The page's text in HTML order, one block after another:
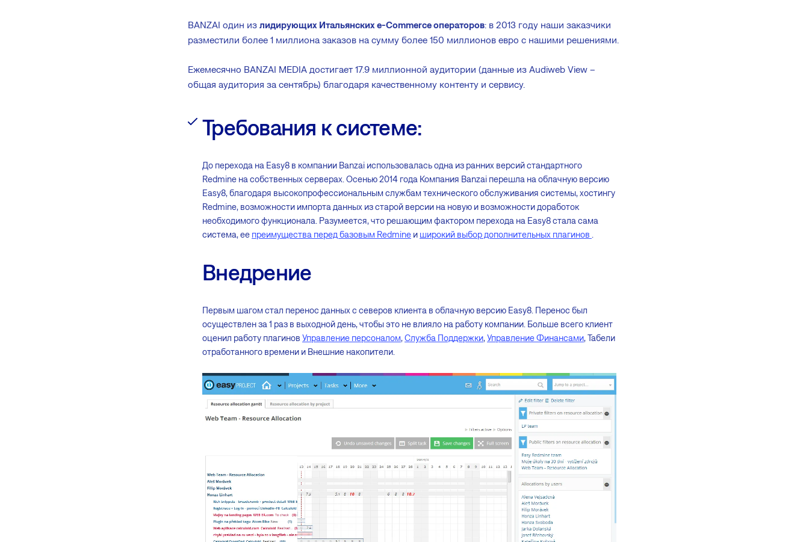
BANZAI один из лидирующих Итальянских e-Commerce операторов: в 2013 году наши заказчики
разместили более 1 миллиона заказов на сумму более 150 миллионов евро с нашими решениями.
Ежемесячно BANZAI MEDIA достигает 17.9 миллионной аудитории (данные из Audiweb View –
общая аудитория за сентябрь) благодаря качественному контенту и сервису.
Требования к системе:
До перехода на Easy8 в компании Banzai использовалась одна из ранних версий стандартного
Redmine на собственных серверах. Осенью 2014 года Компания Banzai перешла на облачную версию
Easy8, благодаря высокопрофессиональным службам технического обслуживания системы, хостингу
Redmine, возможности импорта данных из старой версии на новую и возможности доработок
необходимого функционала. Разумеется, что решающим фактором перехода на Easy8 стала сама
система, ее преимущества перед базовым Redmine и широкий выбор дополнительных плагинов .
Внедрение
Первым шагом стал перенос данных с северов клиента в облачную версию Easy8. Перенос был
осуществлен за 1 раз в выходной день, чтобы это не влияло на работу компании. Больше всего клиент
оценил работу плагинов Управление персоналом,Служба Поддержки,Управление Финансами, Табели
отработанного времени и Внешние накопители.